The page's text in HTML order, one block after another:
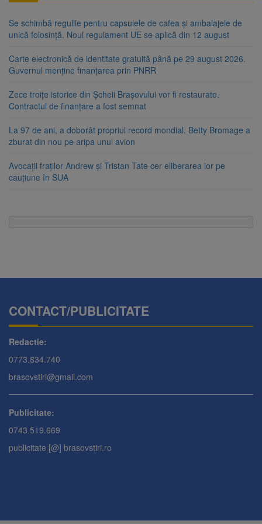
Se schimbă regulile pentru capsulele de cafea și ambalajele de
unică folosință. Noul regulament UE se aplică din 12 august
Carte electronică de identitate gratuită până pe 29 august 2026.
Guvernul menține finanțarea prin PNRR
Zece troițe istorice din Șcheii Brașovului vor fi restaurate.
Contractul de finanțare a fost semnat
La 97 de ani, a doborât propriul record mondial. Betty Bromage a
zburat din nou pe aripa unui avion
Avocații fraților Andrew și Tristan Tate cer eliberarea lor pe
cauțiune în SUA
CONTACT/PUBLICITATE
Redactie:
0773.834.740
brasovstiri@gmail.com
Publicitate:
0743.519.669
publicitate [@] brasovstiri.ro